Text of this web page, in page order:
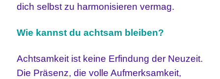
dich selbst zu harmonisieren vermag.
Wie kannst du achtsam bleiben?
Achtsamkeit ist keine Erfindung der Neuzeit.
Die Präsenz, die volle Aufmerksamkeit,